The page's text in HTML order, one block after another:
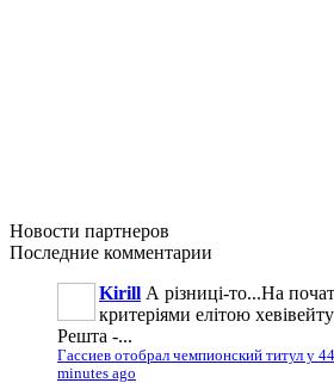
Новости партнеров
Последние комментарии
Kirill А різниці-то...На
критеріями елітою
Решта -...
Гассиев отобрал чемпионский титул у
minutes ago